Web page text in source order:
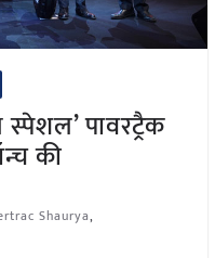
पावरट्रैक
की
Shaurya,